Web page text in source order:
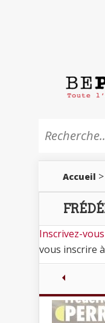
Accueil >
Inscrivez-vous
vous inscrire